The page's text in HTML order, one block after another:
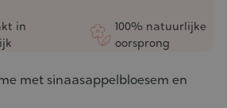
in
100% natuurlijke
oorsprong
met sinaasappelbloesem en